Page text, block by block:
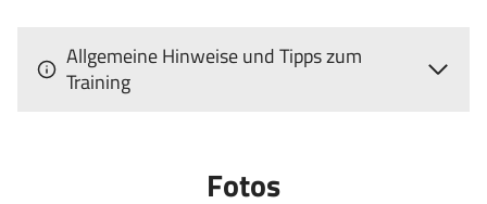
Allgemeine Hinweise und Tipps zum
Training
Fotos